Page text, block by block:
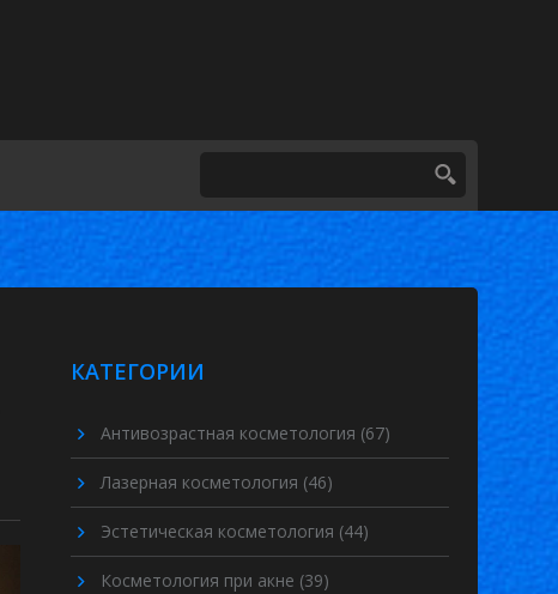
КАТЕГОРИИ
Антивозрастная косметология (67)
Лазерная косметология (46)
Эстетическая косметология (44)
Косметология при акне (39)